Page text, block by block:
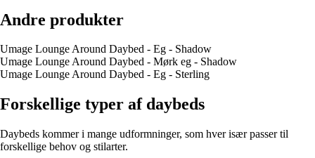
Andre produkter
Umage Lounge Around Daybed - Eg - Shadow
Umage Lounge Around Daybed - Mørk eg - Shadow
Umage Lounge Around Daybed - Eg - Sterling
Forskellige typer af daybeds
Daybeds kommer i mange udformninger, som hver især passer til
forskellige behov og stilarter.